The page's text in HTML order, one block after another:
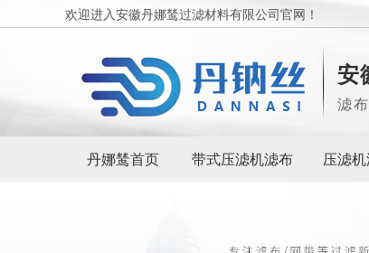
欢迎进入安徽丹娜鸶过滤材料有限公司官网！
安
滤
丹娜鸶首页 带式压滤机滤布 压滤